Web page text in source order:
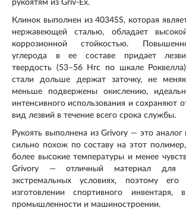
рукоятям из Griv-Ex.
Клинок выполнен из 4034SS, которая
нержавеющей сталью, обладает
коррозионной стойкостью.
углерода в ее составе придает
твердость (53–56 Hrc по шкале
стали дольше держат заточку, не
меньше подвержены окислению,
интенсивного использования и сохраняют
вид лезвий в течение всего срока службы.
Рукоять выполнена из Grivory — это
сильно похож по составу на этот
более высокие температуры и менее
Grivory — отличный материал для
экстремальных условиях, поэтому
изготовлении спортивного инвентаря,
промышленности и машиностроении.